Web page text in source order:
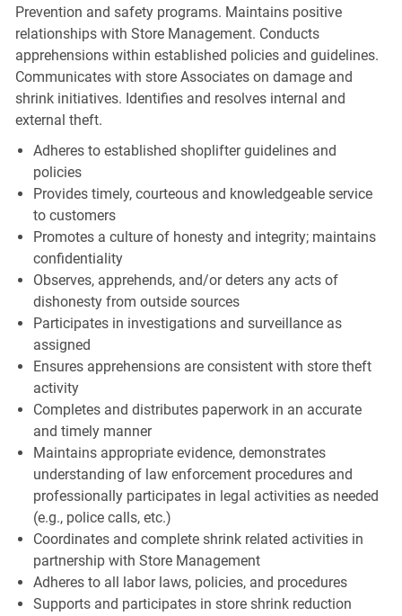
Prevention and safety programs. Maintains positive
relationships with Store Management. Conducts
apprehensions within established policies and guidelines.
Communicates with store Associates on damage and
shrink initiatives. Identifies and resolves internal and
external theft.
Adheres to established shoplifter guidelines and
policies
Provides timely, courteous and knowledgeable service
to customers
Promotes a culture of honesty and integrity; maintains
confidentiality
Observes, apprehends, and/or deters any acts of
dishonesty from outside sources
Participates in investigations and surveillance as
assigned
Ensures apprehensions are consistent with store theft
activity
Completes and distributes paperwork in an accurate
and timely manner
Maintains appropriate evidence, demonstrates
understanding of law enforcement procedures and
professionally participates in legal activities as needed
(e.g., police calls, etc.)
Coordinates and complete shrink related activities in
partnership with Store Management
Adheres to all labor laws, policies, and procedures
Supports and participates in store shrink reduction